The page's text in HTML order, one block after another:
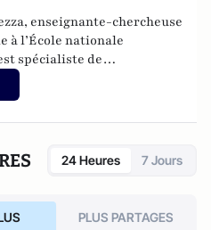
enseignante-chercheuse
à l’École nationale
spécialiste de
des espaces urbains à
dirigé l'ouvrage
24 Heures 7 Jours
PLUS PARTAGES